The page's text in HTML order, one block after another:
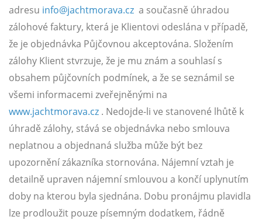
adresu info@jachtmorava.cz a současně úhradou
zálohové faktury, která je Klientovi odeslána v případě,
že je objednávka Půjčovnou akceptována. Složením
zálohy Klient stvrzuje, že je mu znám a souhlasí s
obsahem půjčovních podmínek, a že se seznámil se
všemi informacemi zveřejněnými na
www.jachtmorava.cz . Nedojde-li ve stanovené lhůtě k
úhradě zálohy, stává se objednávka nebo smlouva
neplatnou a objednaná služba může být bez
upozornění zákazníka stornována. Nájemní vztah je
detailně upraven nájemní smlouvou a končí uplynutím
doby na kterou byla sjednána. Dobu pronájmu plavidla
lze prodloužit pouze písemným dodatkem, řádně
po
objednávce
mailem.
objednat
poukaz